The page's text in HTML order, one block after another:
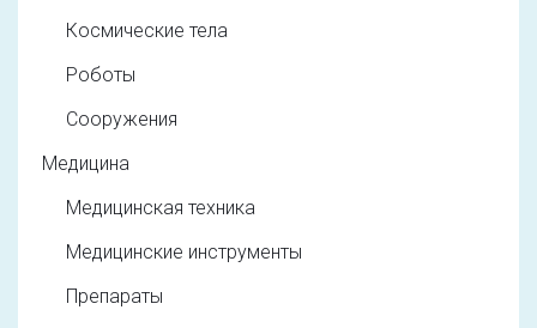
Космические тела
Роботы
Сооружения
Медицина
Медицинская техника
Медицинские инструменты
Препараты